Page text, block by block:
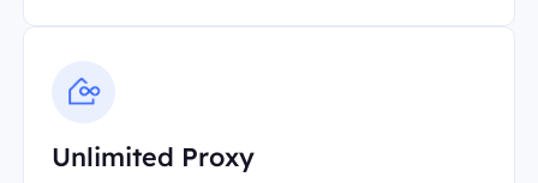
Unlimited Proxy